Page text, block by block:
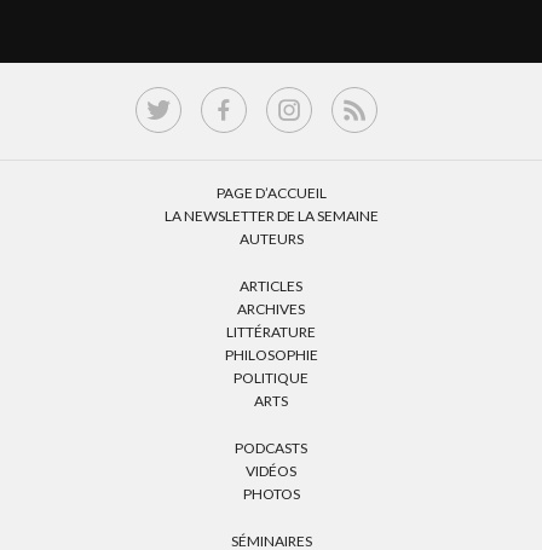
PAGE D’ACCUEIL
LA NEWSLETTER DE LA SEMAINE
AUTEURS
ARTICLES
ARCHIVES
LITTÉRATURE
PHILOSOPHIE
POLITIQUE
ARTS
PODCASTS
VIDÉOS
PHOTOS
SÉMINAIRES